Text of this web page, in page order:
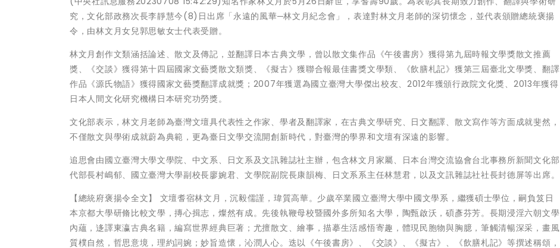
究，文化部政務次長李靜慧今(8)日出席「永遠的風華─林文月紀念會」，表達對林文月老師的深切懷念，並代表頒贈總統褒揚
令，由林文月女兒郭思敏女士代表受贈。
林文月創作文類涵括論述、散文及傳記，並翻譯日本古典文學，曾以散文集作品《午後書房》獲得第九屆時報文學獎散文推薦
獎、《交談》獲得第十四屆國家文藝獎散文類獎、《擬古》獲聯合報最佳書獎文學類、《飲膳札記》獲第三屆臺北文學獎、翻譯
作品《源氏物語》獲得國家文藝獎翻譯成就獎；2007年獲選為國立臺灣大學傑出校友、2012年獲頒行政院文化獎、2013年獲得
日本人間文化研究機構日本研究功勞獎。
文化部表示，林文月老師為臺灣文壇具代表性之作家、學者及翻譯家，在古典文學研究、日文翻譯、散文寫作等方面成就斐然，
不僅散文與學術成就蔚為典範，更為臺日文學交流開創新時代，對臺灣的學界和文壇有深遠的影響。
追思會由國立臺灣大學文學院、中文系、日文系及文訊雜誌社主辦，包含林文月家屬、日本台灣交流協會台北事務所新聞文化部
代部長村嶋郁、國立臺灣大學副校長廖婉君、文學院副院長康韻梅、日文系系主任林慧君，以及文訊雜誌社社長封德屏等出席。
【總統府褒揚令全文】 文壇耆宿林文月，沉毅儒謹，瑋質高華。少歲卒業國立臺灣大學中國文學系，繼獲碩士學位，嗣負笈日
本京都大學研脩比較文學，摶心揖志，燦然有成。先後執鞭母校暨國外多所知名大學，陶甄啟沃，碩彥芬芳。長期浸淫六朝文學
內蘊，迻譯東瀛古典名籍，編寫世界經典巨著；尤擅散文、繪事，描摹生活感悟寄趣，體現民胞物與胸臆，筆觸清暢深采，畫風
質樸自然，哲思意境，理約詞婉；妙旨造懷，沁潤人心。迭以《午後書房》、《交談》、《擬古》、《飲膳札記》等撰述稱頌，